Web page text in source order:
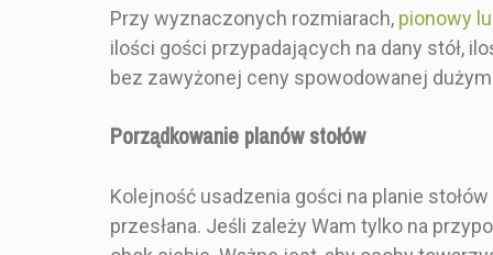
Przy wyznaczonych rozmiarach, pionowy
ilości gości przypadających na dany stół,
bez zawyżonej ceny spowodowanej
Porządkowanie planów stołów
Kolejność usadzenia gości na planie
przesłana. Jeśli zależy Wam tylko na